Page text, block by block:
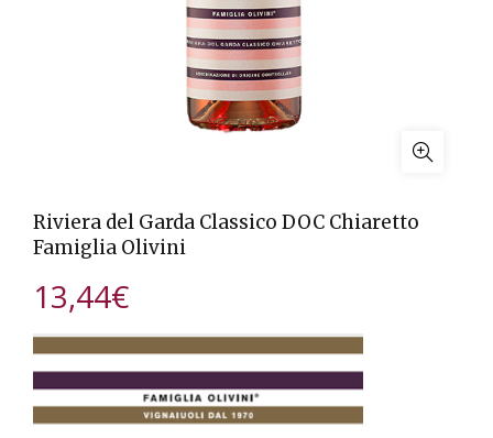
Riviera del Garda Classico DOC Chiaretto
Famiglia Olivini
13,44€